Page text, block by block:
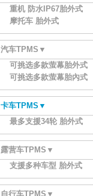
重机 防水IP67胎外式
摩托车 胎外式
汽车TPMS▼
可挑选多款萤幕胎外式
可挑选多款萤幕胎內式
卡车TPMS▼
最多支援34轮 胎外式
露营车TPMS▼
支援多种车型 胎外式
自行车TPMS▼